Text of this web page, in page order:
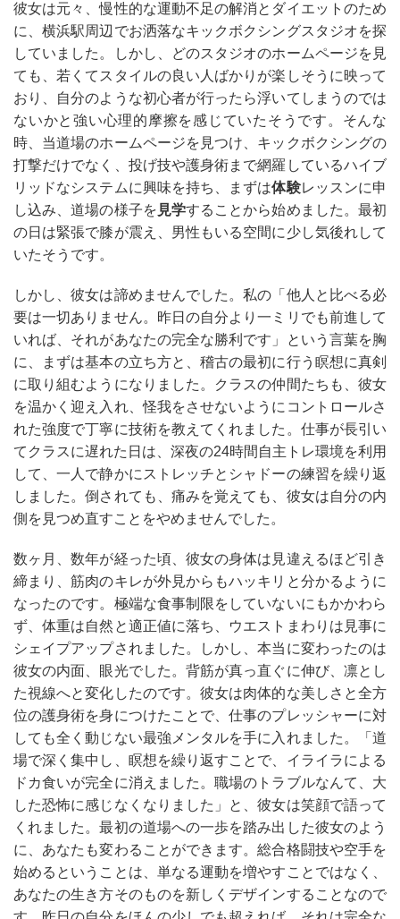
彼女は元々、慢性的な運動不足の解消とダイエットのため
に、横浜駅周辺でお洒落なキックボクシングスタジオを探
していました。しかし、どのスタジオのホームページを見
ても、若くてスタイルの良い人ばかりが楽しそうに映って
おり、自分のような初心者が行ったら浮いてしまうのでは
ないかと強い心理的摩擦を感じていたそうです。そんな
時、当道場のホームページを見つけ、キックボクシングの
打撃だけでなく、投げ技や護身術まで網羅しているハイブ
リッドなシステムに興味を持ち、まずは体験レッスンに申
し込み、道場の様子を 見学することから始めました。最初
の日は緊張で膝が震え、男性もいる空間に少し気後れして
いたそうです。
しかし、彼女は諦めませんでした。私の「他人と比べる必
要は一切ありません。昨日の自分より一ミリでも前進して
いれば、それがあなたの完全な勝利です」という言葉を胸
に、まずは基本の立ち方と、稽古の最初に行う瞑想に真剣
に取り組むようになりました。クラスの仲間たちも、彼女
を温かく迎え入れ、怪我をさせないようにコントロールさ
れた強度で丁寧に技術を教えてくれました。仕事が長引い
てクラスに遅れた日は、深夜の24時間自主トレ環境を利用
して、一人で静かにストレッチとシャドーの練習を繰り返
しました。倒されても、痛みを覚えても、彼女は自分の内
側を見つめ直すことをやめませんでした。
数ヶ月、数年が経った頃、彼女の身体は見違えるほど引き
締まり、筋肉のキレが外見からもハッキリと分かるように
なったのです。極端な食事制限をしていないにもかかわら
ず、体重は自然と適正値に落ち、ウエストまわりは見事に
シェイプアップされました。しかし、本当に変わったのは
彼女の内面、眼光でした。背筋が真っ直ぐに伸び、凛とし
た視線へと変化したのです。彼女は肉体的な美しさと全方
位の護身術を身につけたことで、仕事のプレッシャーに対
しても全く動じない最強メンタルを手に入れました。「道
場で深く集中し、瞑想を繰り返すことで、イライラによる
ドカ食いが完全に消えました。職場のトラブルなんて、大
した恐怖に感じなくなりました」と、彼女は笑顔で語って
くれました。最初の道場への一歩を踏み出した彼女のよう
に、あなたも変わることができます。総合格闘技や空手を
始めるということは、単なる運動を増やすことではなく、
あなたの生き方そのものを新しくデザインすることなので